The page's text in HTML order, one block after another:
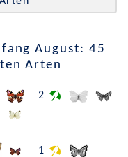
August: 45
Arten
2
1